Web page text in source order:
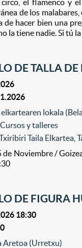
circo, el flamenco y
de los
de hacer bien una
la tiene nadie. Si tú
DE TALLA
lokala
Cursos y talleres
Taila Elkartea
de Noviembre /
DE FIGURA
18:30
Aretoa (Urretxu)